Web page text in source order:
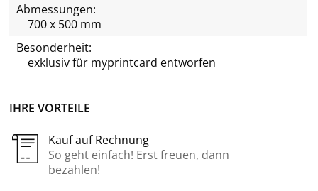
IHRE VORTEILE
Kauf auf Rechnung
So geht einfach! Erst freuen, dann
bezahlen!
Abmessungen:
700 x 500 mm
Besonderheit:
exklusiv für myprintcard entworfen